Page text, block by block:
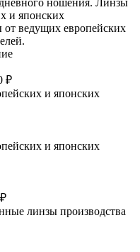
ношения. Линзы
и японских
ведущих европейских
₽
и японских
и японских
линзы производства